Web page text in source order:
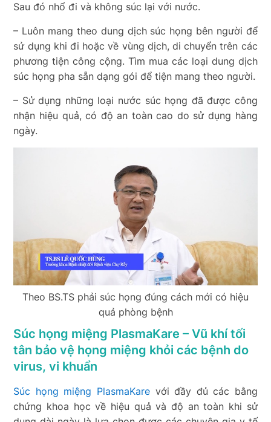
Sau đó nhổ đi và không súc lại với nước.
– Luôn mang theo dung dịch súc họng bên người để
sử dụng khi đi hoặc về vùng dịch, di chuyển trên các
phương tiện công cộng. Tìm mua các loại dung dịch
súc họng pha sẵn dạng gói để tiện mang theo người.
– Sử dụng những loại nước súc họng đã được công
nhận hiệu quả, có độ an toàn cao do sử dụng hàng
ngày.
Theo BS.TS phải súc họng đúng cách mới có hiệu
quả phòng bệnh
Súc họng miệng PlasmaKare – Vũ khí tối
tân bảo vệ họng miệng khỏi các bệnh do
virus, vi khuẩn
Súc họng miệng PlasmaKarevới đầy đủ các bằng
chứng khoa học về hiệu quả và độ an toàn khi sử